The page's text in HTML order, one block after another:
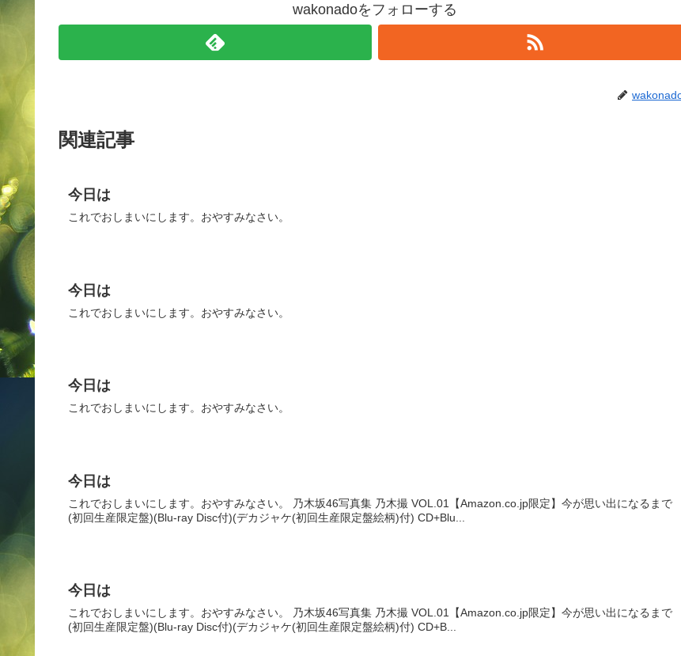
wakonadoをフォローする
関連記事
今日は
これでおしまいにします。おやすみなさい。
今日は
これでおしまいにします。おやすみなさい。
今日は
これでおしまいにします。おやすみなさい。
今日は
これでおしまいにします。おやすみなさい。 乃木坂46写真集 乃木撮 VOL.01【Amazon.co.jp限定】今が思い出になるまで
(初回生産限定盤)(Blu-ray Disc付)(デカジャケ(初回生産限定盤絵柄)付) CD+Blu...
今日は
これでおしまいにします。おやすみなさい。 乃木坂46写真集 乃木撮 VOL.01【Amazon.co.jp限定】今が思い出になるまで
(初回生産限定盤)(Blu-ray Disc付)(デカジャケ(初回生産限定盤絵柄)付) CD+B...